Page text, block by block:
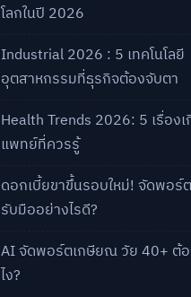
โลกในปี 2026
Industrial 2026 : 5 เทคโนโลยี
อุตสาหกรรมที่ธุรกิจต้องจับตา
Health Trends 2026: 5 เรื่อง
แพทย์ที่ควรรู้
ดอกเบี้ยขาขึ้นรอบใหม่! จัดพอร์
รับมืออย่างไรดี?
AI จัดพอร์ตเกษียณ วัย 40+ ต้อ
ไง?